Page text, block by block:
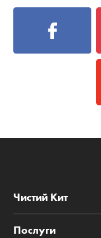
Чистий Кит
Послуги